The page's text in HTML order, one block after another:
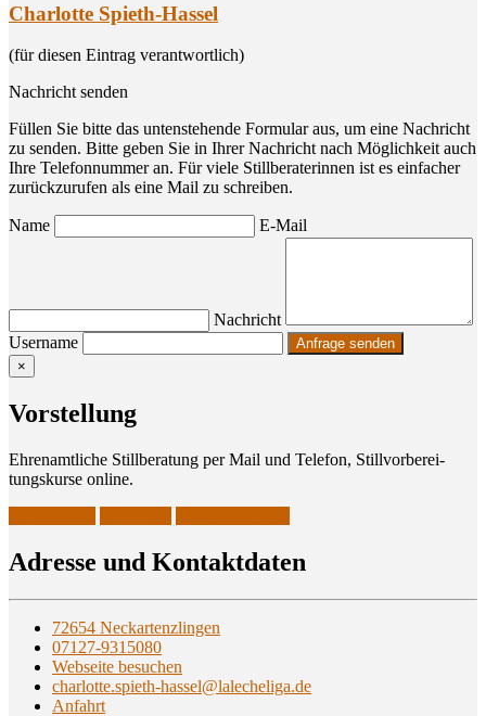
Charlotte Spieth-Hassel
(für diesen Eintrag verantwortlich)
Nachricht senden
Füllen Sie bitte das untenstehende Formular aus, um eine Nachricht
zu senden. Bitte geben Sie in Ihrer Nachricht nach Möglichkeit auch
Ihre Telefonnummer an. Für viele Stillberaterinnen ist es einfacher
zurückzurufen als eine Mail zu schreiben.
Name E-Mail
Nachricht
Username
×
Vor­stel­lung
Ehren­amt­li­che Still­be­ra­tung per Mail und Tele­fon, Still­vor­be­rei­
tungs­kur­se online.
Adres­se und Kontaktdaten
72654 Neckartenzlingen
07127-9315080
Webseite besuchen
charlotte.spieth-hassel@lalecheliga.de
Anfahrt